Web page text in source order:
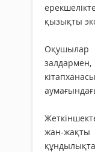
қызықты
жан-жақты